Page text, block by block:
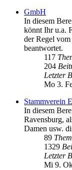
GmbH
In diesem
könnt Ihr u.a.
der Regel vom
beantwortet.
117
204
Letzter
Mo 3.
Stammverein
In diesem
Ravensburg,
Damen usw.
89
1329
Letzter
Mi 9.